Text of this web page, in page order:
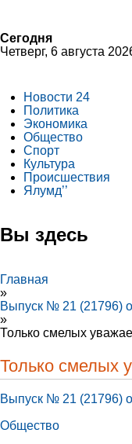
Сегодня
Четверг, 6 августа
Новости 24
Политика
Экономика
Общество
Спорт
Культура
Происшествия
Ялумд’’
Вы здесь
Главная
»
Выпуск № 21 (21796)
»
Только смелых
Только смелых
Выпуск № 21 (21796)
Общество